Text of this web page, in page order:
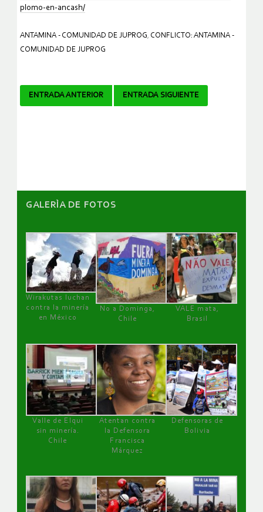
plomo-en-ancash/
ANTAMINA - COMUNIDAD DE JUPROG, CONFLICTO: ANTAMINA -
COMUNIDAD DE JUPROG
Navegador
ENTRADA ANTERIOR ENTRADA SIGUIENTE
GALERÌA DE FOTOS
Wirakutas luchan
contra la minería
en México
No a Dominga,
Chile
VALE mata,
Brasil
Valle de Elqui
sin minería.
Chile
Atentan contra
la Defensora
Francisca
Márquez
Defensoras de
Bolivia